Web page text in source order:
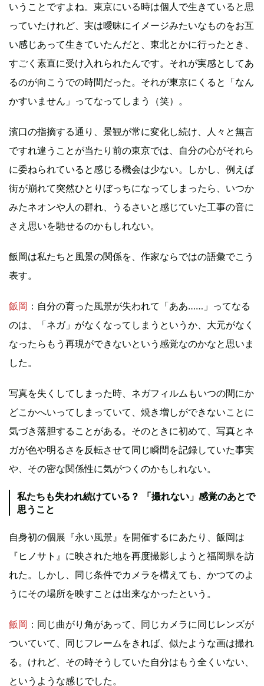
いうことですよね。東京にいる時は個人で生きていると思
っていたけれど、実は曖昧にイメージみたいなものをお互
い感じあって生きていたんだと、東北とかに行ったとき、
すごく素直に受け入れられたんです。それが実感としてあ
るのが向こうでの時間だった。それが東京にくると「なん
かすいません」ってなってしまう（笑）。
濱口の指摘する通り、景観が常に変化し続け、人々と無言
ですれ違うことが当たり前の東京では、自分の心がそれら
に委ねられていると感じる機会は少ない。しかし、例えば
街が崩れて突然ひとりぼっちになってしまったら、いつか
みたネオンや人の群れ、うるさいと感じていた工事の音に
さえ思いを馳せるのかもしれない。
飯岡は私たちと風景の関係を、作家ならではの語彙でこう
表す。
飯岡 ：自分の育った風景が失われて「ああ……」ってなる
のは、「ネガ」がなくなってしまうというか、大元がなく
なったらもう再現ができないという感覚なのかなと思いま
した。
写真を失くしてしまった時、ネガフィルムもいつの間にか
どこかへいってしまっていて、焼き増しができないことに
気づき落胆することがある。そのときに初めて、写真とネ
ガが色や明るさを反転させて同じ瞬間を記録していた事実
や、その密な関係性に気がつくのかもしれない。
私たちも失われ続けている？ 「撮れない」感覚のあとで
思うこと
自身初の個展『永い風景』を開催するにあたり、飯岡は
『ヒノサト』に映された地を再度撮影しようと福岡県を訪
れた。しかし、同じ条件でカメラを構えても、かつてのよ
うにその場所を映すことは出来なかったという。
飯岡 ：同じ曲がり角があって、同じカメラに同じレンズが
ついていて、同じフレームをきれば、似たような画は撮れ
る。けれど、その時そうしていた自分はもう全くいない、
というような感じでした。